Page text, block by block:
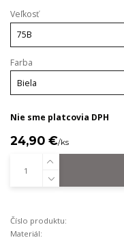
Veľkosť
Farba
Nie sme platcovia DPH
24,90 €/ks
Číslo produktu:
Materiál: